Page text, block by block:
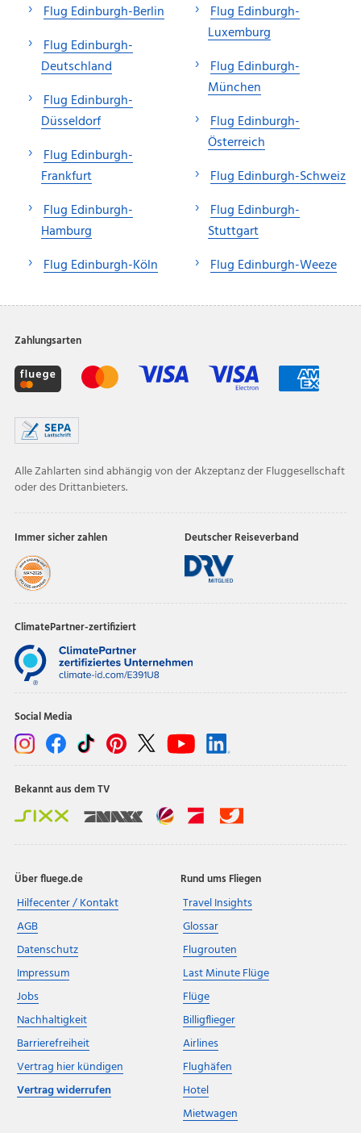
Flug Edinburgh-Berlin
Flug Edinburgh-
Deutschland
Flug Edinburgh-
Düsseldorf
Flug Edinburgh-
Frankfurt
Flug Edinburgh-
Hamburg
Flug Edinburgh-Köln
Flug Edinburgh-
Luxemburg
Flug Edinburgh-
München
Flug Edinburgh-
Österreich
Flug Edinburgh-Schweiz
Flug Edinburgh-
Stuttgart
Flug Edinburgh-Weeze